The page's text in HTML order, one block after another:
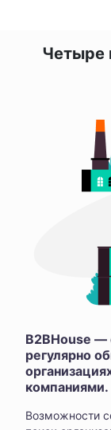
Четыре
B2BHouse —
регулярно
компаниями.
Возможности